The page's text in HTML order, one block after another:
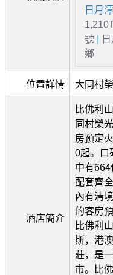
日月
號
鄉
位置詳情 大同村
酒店簡介
比佛利
同村榮
房預定
0起。口
中有664
配套齊
內有清
的客房
比佛利
斯，港
莊，是
市。比